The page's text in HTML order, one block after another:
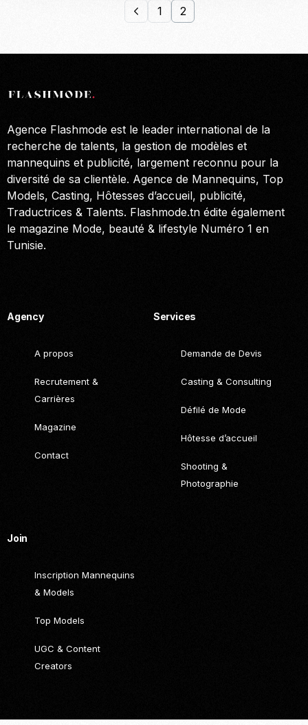
1 2
Agence Flashmode est le leader international de la
recherche de talents, la gestion de modèles et
mannequins et publicité, largement reconnu pour la
diversité de sa clientèle. Agence de Mannequins, Top
Models, Casting, Hôtesses d’accueil, publicité,
Traductrices & Talents. Flashmode.tn édite également
le magazine Mode, beauté & lifestyle Numéro 1 en
Tunisie.
Agency
A propos
Recrutement &
Carrières
Magazine
Contact
Services
Demande de Devis
Casting & Consulting
Défilé de Mode
Hôtesse d’accueil
Shooting &
Photographie
Join
Inscription Mannequins
& Models
Top Models
UGC & Content
Creators